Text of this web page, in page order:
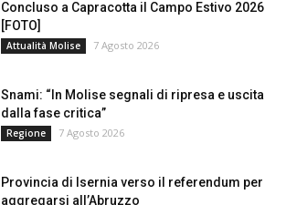
Concluso a Capracotta il Campo Estivo 2026
[FOTO]
Attualità Molise 7 Agosto 2026
Snami: “In Molise segnali di ripresa e uscita
dalla fase critica”
Regione 7 Agosto 2026
Provincia di Isernia verso il referendum per
aggregarsi all’Abruzzo